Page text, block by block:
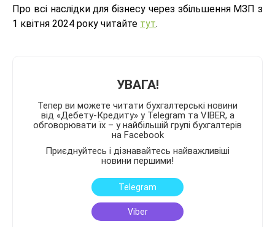
Про всі наслідки для бізнесу через збільшення МЗП з
1 квітня 2024 року читайте тут.
УВАГА!
Тепер ви можете читати бухгалтерські новини
від «Дебету-Кредиту» у Telegram та VIBER, а
обговорювати їх – у найбільшій групі бухгалтерів
на Facebook
Приєднуйтесь і дізнавайтесь найважливіші
новини першими!
Telegram
Viber